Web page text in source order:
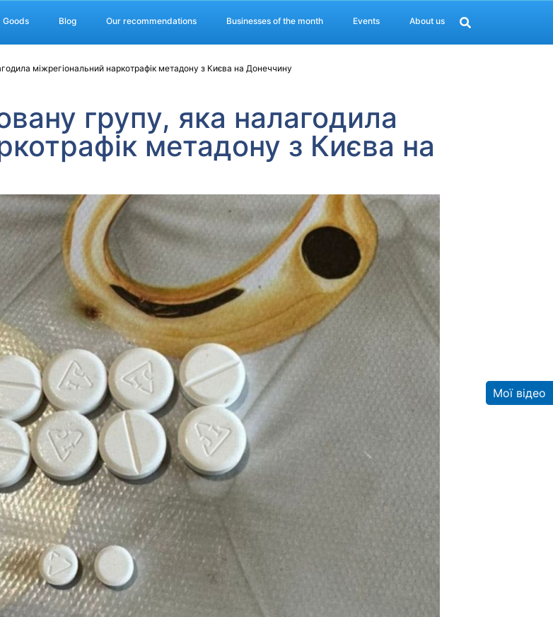
Goods Blog Our recommendations Businesses of the month Events About us
міжрегіональний наркотрафік метадону з Києва на Донеччину
групу, яка налагодила
метадону з Києва на
Мої відео